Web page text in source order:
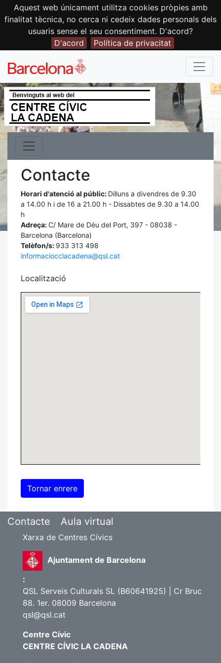
Aquest web únicament utilitza cookies pròpies amb
finalitat tècnica, no cerca ni cedeix dades personals dels
usuaris sense el seu consentiment. D'acord?
D'acord
Política de privacitat
Contacte
Horari d'atenció al públic: Dilluns a divendres de 9.30
a 14.00 h i de 16 a 21.00 h - Dissabtes de 9.30 a 14.00
h
Adreça:C/ Mare de Déu del Port, 397 - 08038 -
Barcelona (Barcelona)
Telèfon/s: 933 313 498
informaciocclacadena@qsl.cat
Localització
Contacte Aula virtual
Xarxa de Centres Cívics
Ajuntament de Barcelona
:
QSL Serveis Culturals SL (B60641925) | Cr Bruc
88. 1er. 08009 Barcelona
qsl@qsl.cat
Centre Cívic
CENTRE CÍVIC LA CADENA